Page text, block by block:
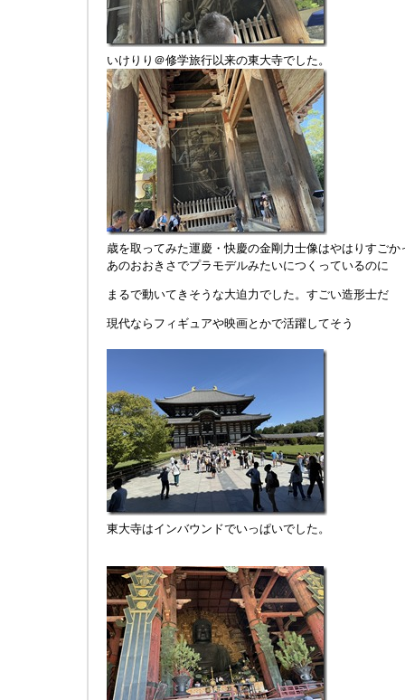
いけりり＠修学旅行以来の東大寺でした。
歳を取ってみた運慶・快慶の金剛力士像はやはりすごか
あのおおきさでプラモデルみたいにつくっているのに
まるで動いてきそうな大迫力でした。すごい造形士だ
現代ならフィギュアや映画とかで活躍してそう
東大寺はインバウンドでいっぱいでした。